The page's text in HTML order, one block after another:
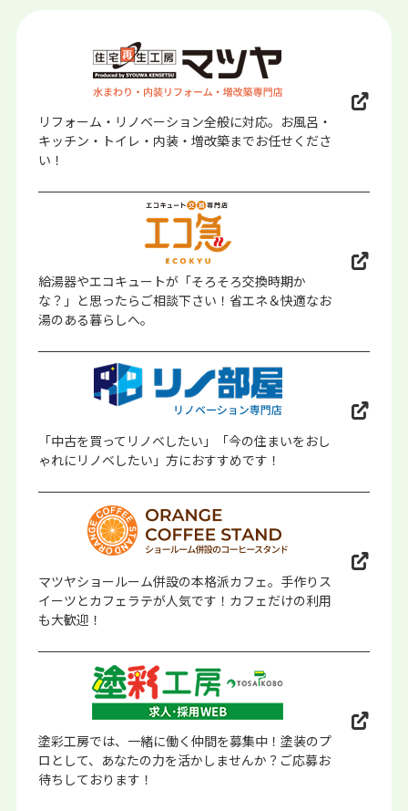
リフォーム・リノベーション全般に対応。お風呂・
キッチン・トイレ・内装・増改築までお任せくださ
い！
給湯器やエコキュートが「そろそろ交換時期か
な？」と思ったらご相談下さい！省エネ＆快適なお
湯のある暮らしへ。
「中古を買ってリノベしたい」「今の住まいをおし
ゃれにリノベしたい」方におすすめです！
マツヤショールーム併設の本格派カフェ。手作りス
イーツとカフェラテが人気です！カフェだけの利用
も大歓迎！
塗彩工房では、一緒に働く仲間を募集中！塗装のプ
ロとして、あなたの力を活かしませんか？ご応募お
待ちしております！